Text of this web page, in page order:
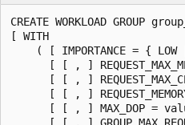
CREATE WORKLOAD GROUP
[ WITH
( [ IMPORTANCE = { LOW
[ [ , ]
[ [ , ]
[ [ , ]
[ [ , ] MAX_DOP =
[ [ , ]